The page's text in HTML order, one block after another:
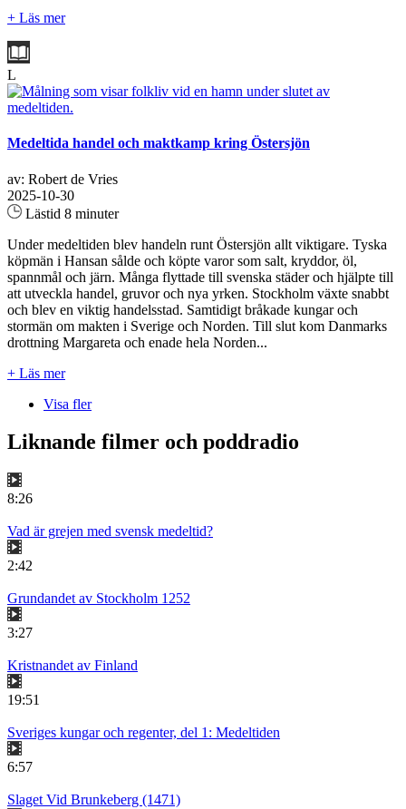
+ Läs mer
L
Medeltida handel och maktkamp kring Östersjön
av: Robert de Vries
2025-10-30
Lästid 8 minuter
Under medeltiden blev handeln runt Östersjön allt viktigare. Tyska
köpmän i Hansan sålde och köpte varor som salt, kryddor, öl,
spannmål och järn. Många flyttade till svenska städer och hjälpte till
att utveckla handel, gruvor och nya yrken. Stockholm växte snabbt
och blev en viktig handelsstad. Samtidigt bråkade kungar och
stormän om makten i Sverige och Norden. Till slut kom Danmarks
drottning Margareta och enade hela Norden...
+ Läs mer
Visa fler
Liknande filmer och poddradio
8:26
Vad är grejen med svensk medeltid?
2:42
Grundandet av Stockholm 1252
3:27
Kristnandet av Finland
19:51
Sveriges kungar och regenter, del 1: Medeltiden
6:57
Slaget Vid Brunkeberg (1471)